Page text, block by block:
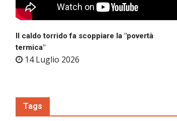
Il caldo torrido fa scoppiare la "povertà
termica"
14 Luglio 2026
Tags